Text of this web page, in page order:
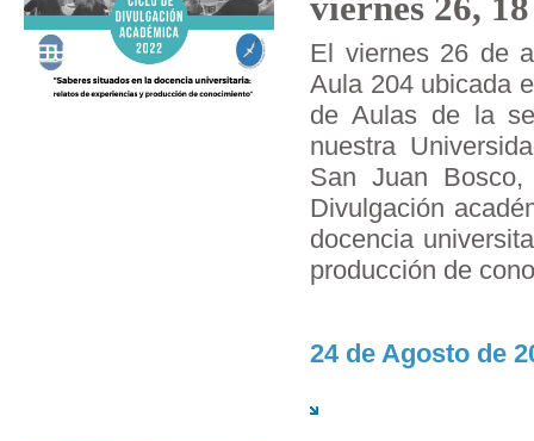
El viernes 26 de
Aula 204 ubicada
de Aulas de la
nuestra
San Juan
Divulgación
docencia
producción de
24 de Agosto de